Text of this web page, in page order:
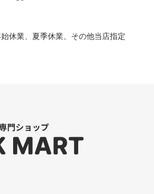
休業、夏季休業、その他当店指定